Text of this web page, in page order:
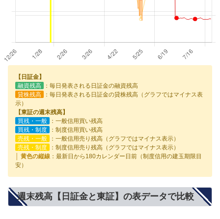
【日証金】
融資残高
：毎日発表される日証金の融資残高
貸株残高
：毎日発表される日証金の貸株残高（グラフではマイナス表
示）
【東証の週末残高】
買残・一般
：一般信用買い残高
買残・制度
：制度信用買い残高
売残・一般
：一般信用売り残高（グラフではマイナス表示）
売残・制度
：制度信用売り残高（グラフではマイナス表示）
│ 黄色の縦線 ：最新日から180カレンダー日前（制度信用の建玉期限目
安）
週末残高【日証金と東証】の表データで比較